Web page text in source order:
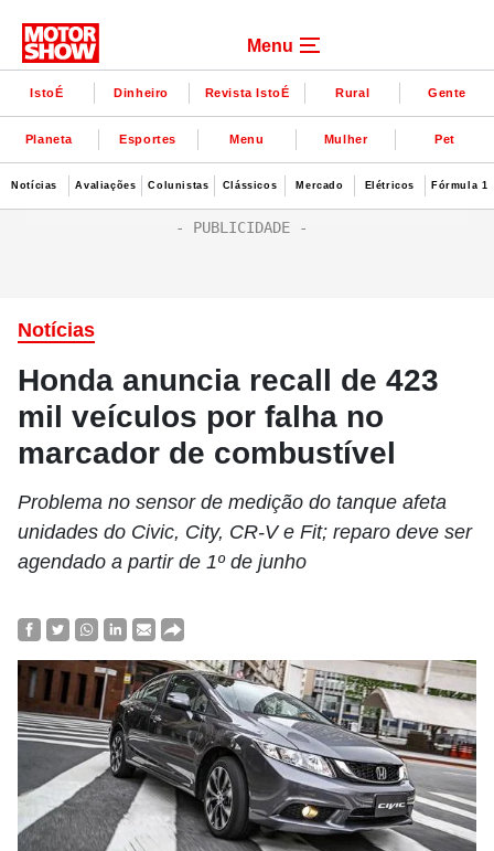
Menu
IstoÉ Dinheiro Revista IstoÉ Rural Gente
Planeta Esportes Menu Mulher Pet
Notícias Avaliações Colunistas Clássicos Mercado Elétricos Fórmula 1
Notícias
Honda anuncia recall de 423
mil veículos por falha no
marcador de combustível
Problema no sensor de medição do tanque afeta
unidades do Civic, City, CR-V e Fit; reparo deve ser
agendado a partir de 1º de junho